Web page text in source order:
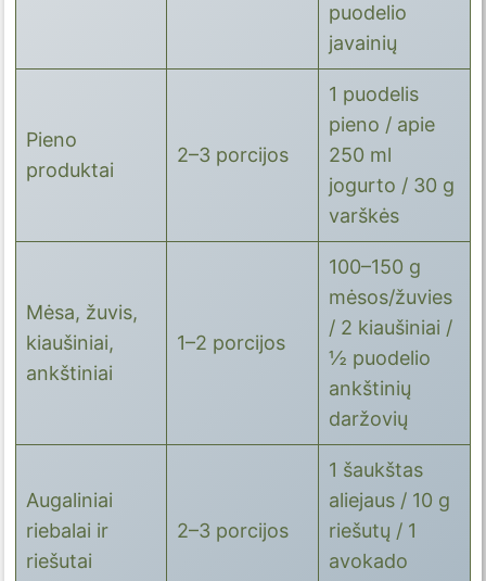
puodelio
javainių
Pieno
produktai
2–3 porcijos
1 puodelis
pieno / apie
250 ml
jogurto / 30 g
varškės
Mėsa, žuvis,
kiaušiniai,
ankštiniai
1–2 porcijos
100–150 g
mėsos/žuvies
/ 2 kiaušiniai /
½ puodelio
ankštinių
daržovių
Augaliniai
riebalai ir
riešutai
2–3 porcijos
1 šaukštas
aliejaus / 10 g
riešutų / 1
avokado